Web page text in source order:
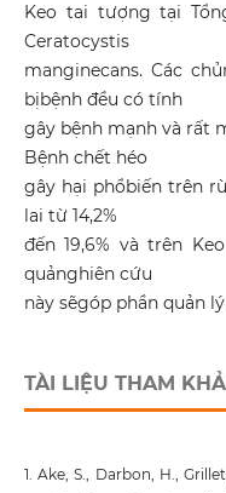
Keo tai tượng tại
Ceratocystis
manginecans. Các
bịbệnh đều có tính
gây bệnh mạnh và rất
Bệnh chết héo
gây hại phổbiến trên
lai từ 14,2%
đến 19,6% và trên
quảnghiên cứu
này sẽgóp phần quản
TÀI LIỆU THAM
1. Ake, S., Darbon, H.,